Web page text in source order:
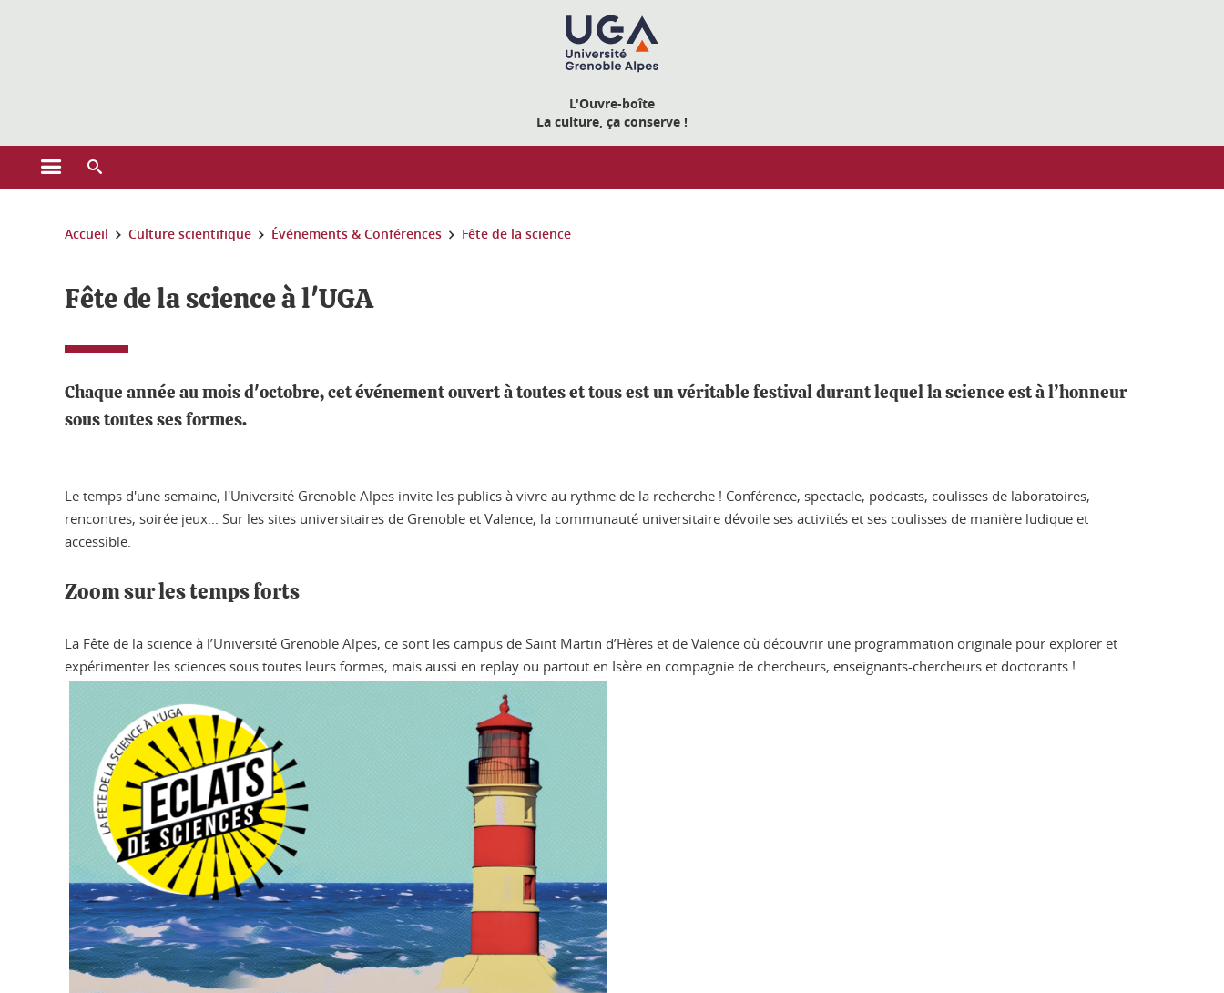
L'Ouvre-boîte
La culture, ça conserve !
Ouvrir le menu principal
Vous êtes ici :
Accueil Culture scientifique Événements & Conférences Fête de la science
Fête de la science à l'UGA
Chaque année au mois d'octobre, cet événement ouvert à toutes et tous est un véritable festival durant lequel la science est à l’honneur
sous toutes ses formes.
Le temps d'une semaine, l'Université Grenoble Alpes invite les publics à vivre au rythme de la recherche ! Conférence, spectacle, podcasts, coulisses de laboratoires,
rencontres, soirée jeux... Sur les sites universitaires de Grenoble et Valence, la communauté universitaire dévoile ses activités et ses coulisses de manière ludique et
accessible.
Zoom sur les temps forts
La Fête de la science à l’Université Grenoble Alpes, ce sont les campus de Saint Martin d’Hères et de Valence où découvrir une programmation originale pour explorer et
expérimenter les sciences sous toutes leurs formes, mais aussi en replay ou partout en Isère en compagnie de chercheurs, enseignants-chercheurs et doctorants !